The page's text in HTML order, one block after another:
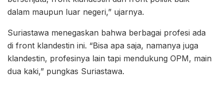
dalam maupun luar negeri,” ujarnya.
Suriastawa menegaskan bahwa berbagai profesi ada
di front klandestin ini. “Bisa apa saja, namanya juga
klandestin, profesinya lain tapi mendukung OPM, main
dua kaki,” pungkas Suriastawa.